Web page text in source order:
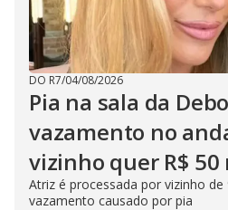
DO R7/04/08/2026
Pia na sala da
vazamento no
vizinho quer R$ 50
Atriz é processada por vizinho
vazamento causado por pia